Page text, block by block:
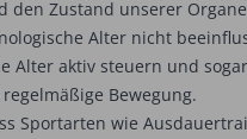
den Zustand unserer
Alter nicht
Alter aktiv steuern und
Bewegung.
Sportarten wie